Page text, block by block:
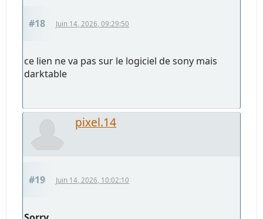
#18 Juin 14, 2026, 09:29:50
ce lien ne va pas sur le logiciel de sony mais
darktable
pixel.14
#19 Juin 14, 2026, 10:02:10